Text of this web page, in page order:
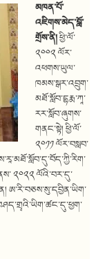
མཁན་པོ་
འཇིགས་མེད་བློ་
གྲོས་ནི།ཕྱི་ལོ་
༢༠༠༢ ལོར་
འཕགས་ཡུལ་
ཁམས་སྒར་འབྲུག་
མཐོ་སློབ་དྷརྨ་ཀཱ་
རར་སློབ་ཞུགས་
གནང་སྟེ། ཕྱི་ལོ་
༢༠༡༡ ལོར་བསླབ་
༢༠༢༢ ལོའི་བར་དུ་
ཨ་རི་བཅས་སུ་དབྱིན་ཡིག་